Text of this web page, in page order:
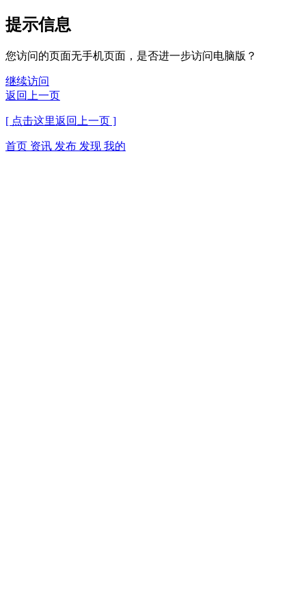
提示信息
您访问的页面无手机页面，是否进一步访问电脑版？
继续访问
返回上一页
[ 点击这里返回上一页 ]
首页 资讯 发布 发现 我的